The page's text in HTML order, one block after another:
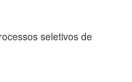
seletivos de